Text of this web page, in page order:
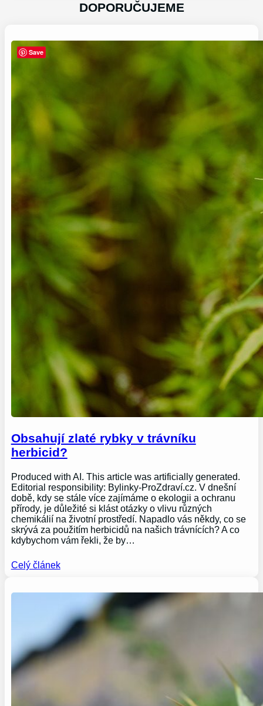
DOPORUČUJEME
Obsahují zlaté rybky v trávníku
herbicid?
Produced with AI. This article was artificially generated.
Editorial responsibility: Bylinky-ProZdraví.cz. V dnešní
době, kdy se stále více zajímáme o ekologii a ochranu
přírody, je důležité si klást otázky o vlivu různých
chemikálií na životní prostředí. Napadlo vás někdy, co se
skrývá za použitím herbicidů na našich trávnících? A co
kdybychom vám řekli, že by…
Celý článek
Save